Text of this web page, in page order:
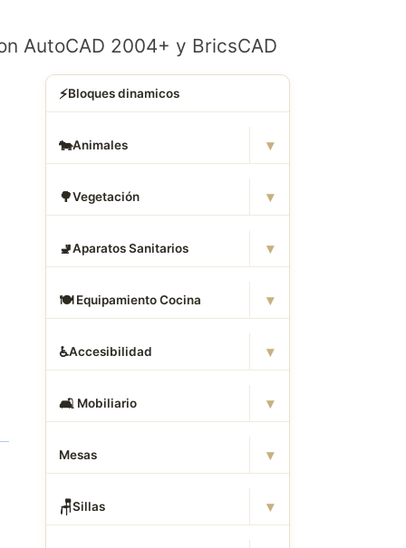
AutoCAD 2004+ y BricsCAD
⚡Bloques dinamicos
🐄Animales ▾
🌳Vegetación ▾
🚽Aparatos Sanitarios ▾
🍽️ Equipamiento Cocina ▾
♿Accesibilidad ▾
🛋 ️ Mobiliario ▾
Mesas ▾
🪑Sillas ▾